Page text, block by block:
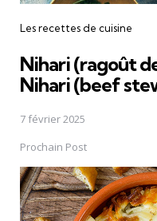
Les recettes de cuisine
Nihari (ragoût
Nihari (beef
7 février 2025
Prochain Post